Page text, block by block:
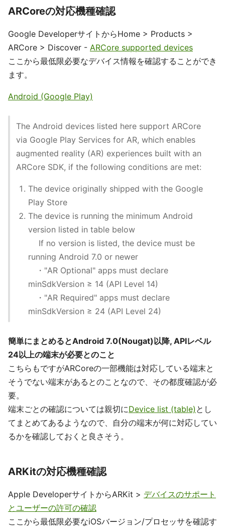
ARCoreの対応機種確認
Google DeveloperサイトからHome > Products >
ARCore > Discover - ARCore supported devices
ここから最低限必要なデバイス情報を確認することができ
ます。
Android (Google Play)
The Android devices listed here support ARCore
via Google Play Services for AR, which enables
augmented reality (AR) experiences built with an
ARCore SDK, if the following conditions are met:
The device originally shipped with the Google
Play Store
The device is running the minimum Android
version listed in table below
If no version is listed, the device must be
running Android 7.0 or newer
・"AR Optional" apps must declare
minSdkVersion ≥ 14 (API Level 14)
・"AR Required" apps must declare
minSdkVersion ≥ 24 (API Level 24)
簡単にまとめるとAndroid 7.0(Nougat)以降, APIレベル
24以上の端末が必要とのこと
こちらもですがARCoreの一部機能は対応している端末と
そうでない端末があるとのことなので、その都度確認が必
要。
端末ごとの確認については親切にDevice list (table) とし
てまとめてあるようなので、自分の端末が何に対応してい
るかを確認しておくと良さそう。
ARKitの対応機種確認
Apple DeveloperサイトからARKit > デバイスのサポート
とユーザーの許可の確認
ここから最低限必要なiOSバージョン/プロセッサを確認す